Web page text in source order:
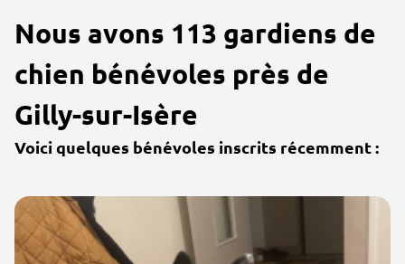
Nous avons 113 gardiens de
chien bénévoles près de
Gilly-sur-Isère
Voici quelques bénévoles inscrits récemment :